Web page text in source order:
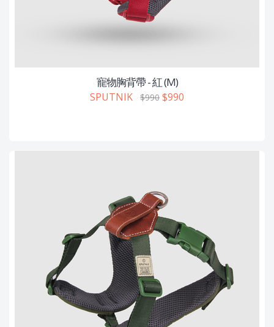
寵物胸背帶 - 紅 (M)
SPUTNIK $990 $990